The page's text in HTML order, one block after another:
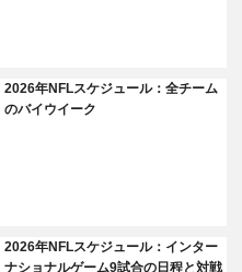
2026年NFLスケジュール：全チーム
のバイウイーク
2026年NFLスケジュール：インター
ナショナルゲーム9試合の日程と対戦